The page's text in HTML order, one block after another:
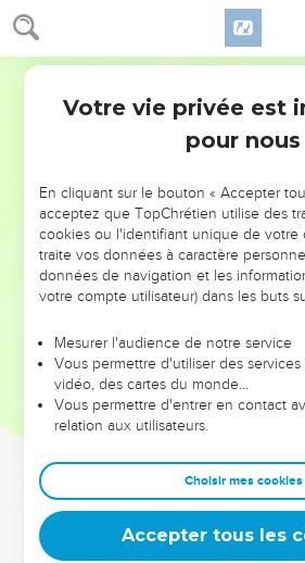
Nombres 14
Le peuple désobéit de
Moïse rapporta ces paroles à tous
peuple mena grand deuil.
Ils se levèrent de bon matin et
montagne, en disant : Nous voici !
Moïse dit : Pourquoi transgressez-
l’Éternel ? Cela ne réussira pas.
Ne montez pas ! car l’Éternel n’est
vous. Ne vous faites pas battre par
et vous allez tomber par l’épée. Parce
détournés de l’Éternel, l’Éternel ne
Ils s’obstinèrent à monter au
mais l’arche de l’alliance de l’Éternel
Alors descendirent les Amalécites
habitaient cette montagne ; ils les
en pièces jusqu’à Horma.
Votre vie privée est
pour nous
En cliquant sur le bouton « Accepter
acceptez que TopChrétien utilise des
cookies ou l'identifiant unique de votre
traite vos données à caractère
données de navigation et les
votre compte utilisateur) dans les buts
Mesurer l'audience de notre service
Vous permettre d'utiliser des
vidéo, des cartes du monde…
Vous permettre d'entrer en contact
relation aux utilisateurs.
Choisir mes cookies
Accepter tous les